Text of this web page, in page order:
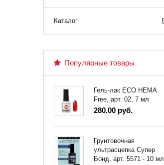
Каталог
Популярные товары
Гель-лак ECO HEMA
Free, арт. 02, 7 мл
280.00 руб.
Грунтовочная
ультрасцепка Супер
Бонд, арт. 5571 - 10 мл